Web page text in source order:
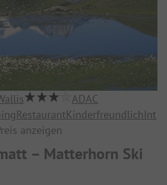
ADAC
RestaurantKinderfreundlichInt
anzeigen
– Matterhorn Ski